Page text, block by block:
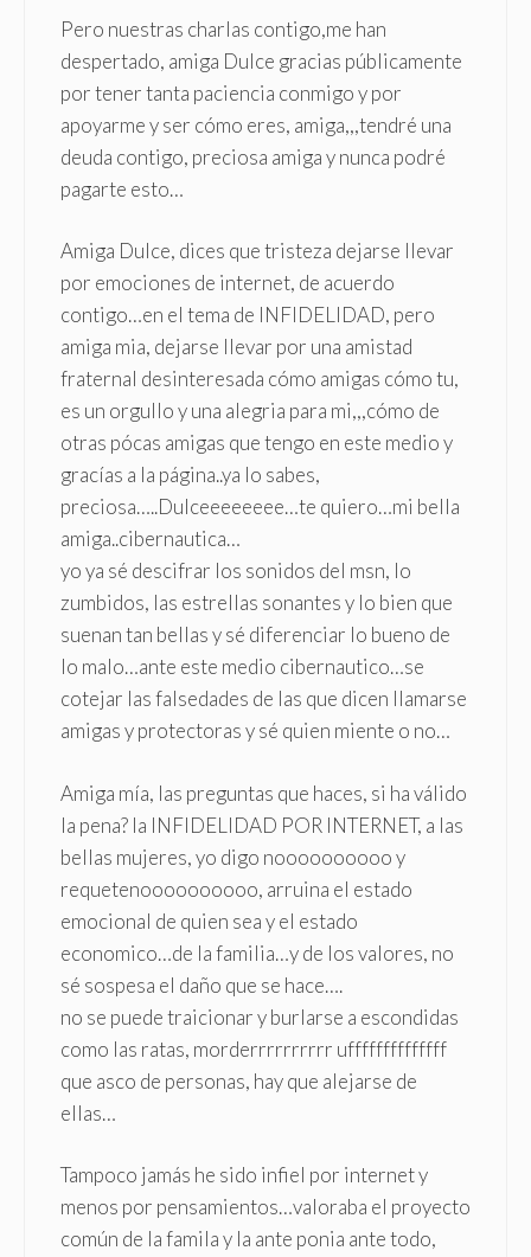
Pero nuestras charlas contigo,me han
despertado, amiga Dulce gracias públicamente
por tener tanta paciencia conmigo y por
apoyarme y ser cómo eres, amiga,,,tendré una
deuda contigo, preciosa amiga y nunca podré
pagarte esto…
Amiga Dulce, dices que tristeza dejarse llevar
por emociones de internet, de acuerdo
contigo…en el tema de INFIDELIDAD, pero
amiga mia, dejarse llevar por una amistad
fraternal desinteresada cómo amigas cómo tu,
es un orgullo y una alegria para mi,,,cómo de
otras pócas amigas que tengo en este medio y
gracías a la página..ya lo sabes,
preciosa…..Dulceeeeeeee…te quiero…mi bella
amiga..cibernautica…
yo ya sé descifrar los sonidos del msn, lo
zumbidos, las estrellas sonantes y lo bien que
suenan tan bellas y sé diferenciar lo bueno de
lo malo…ante este medio cibernautico…se
cotejar las falsedades de las que dicen llamarse
amigas y protectoras y sé quien miente o no…
Amiga mía, las preguntas que haces, si ha válido
la pena? la INFIDELIDAD POR INTERNET, a las
bellas mujeres, yo digo noooooooooo y
requetenoooooooooo, arruina el estado
emocional de quien sea y el estado
economico…de la familia…y de los valores, no
sé sospesa el daño que se hace….
no se puede traicionar y burlarse a escondidas
como las ratas, morderrrrrrrrrr uffffffffffffff
que asco de personas, hay que alejarse de
ellas…
Tampoco jamás he sido infiel por internet y
menos por pensamientos…valoraba el proyecto
común de la famila y la ante ponia ante todo,